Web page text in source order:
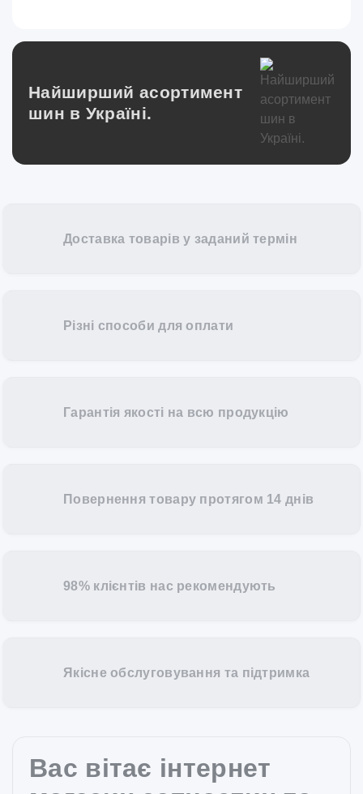
Найширший асортимент
шин в Україні.
Доставка товарів у заданий термін
Різні способи для оплати
Гарантія якості на всю продукцію
Повернення товару протягом 14 днів
98% клієнтів нас рекомендують
Якісне обслуговування та підтримка
Вас вітає інтернет